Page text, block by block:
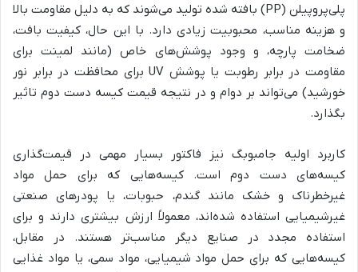
پلی‌پروپیلن (PP) بافته شده تولید می‌شوند که به دلیل مقاومت بالا
و هزینه مناسب، محبوبیت زیادی دارد. با این حال، کیفیت بافت،
ضخامت پارچه، و وجود پوشش‌های خاص (مانند لمینت برای
مقاومت در برابر رطوبت یا پوشش UV برای محافظت در برابر نور
خورشید) می‌تواند بر دوام و در نتیجه قیمت کیسه دست دوم تاثیر
بگذارد.
کاربرد اولیه جامبوبگ نیز فاکتور بسیار مهمی در قیمت‌گذاری
کیسه‌های دست دوم است. کیسه‌هایی که برای حمل مواد
غیرخطرناک و خشک مانند گندم، حبوبات، یا پودرهای صنعتی
غیرشیمیایی استفاده شده‌اند، معمولاً ارزش بیشتری دارند و برای
استفاده مجدد در صنایع دیگر مناسب‌تر هستند. در مقابل،
کیسه‌هایی که برای حمل مواد شیمیایی، مواد سمی، یا مواد غذایی